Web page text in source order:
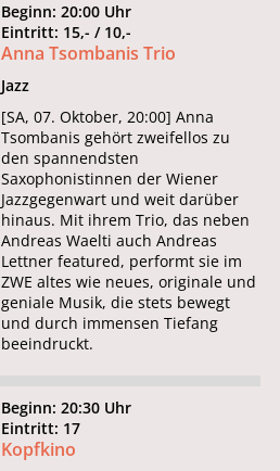
Beginn: 20:00 Uhr
Eintritt: 15,- / 10,-
Anna Tsombanis Trio
Jazz
[SA, 07. Oktober, 20:00] Anna
Tsombanis gehört zweifellos zu
den spannendsten
Saxophonistinnen der Wiener
Jazzgegenwart und weit darüber
hinaus. Mit ihrem Trio, das neben
Andreas Waelti auch Andreas
Lettner featured, performt sie im
ZWE altes wie neues, originale und
geniale Musik, die stets bewegt
und durch immensen Tiefang
beeindruckt.
Beginn: 20:30 Uhr
Eintritt: 17
Kopfkino